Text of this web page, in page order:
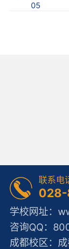
05
联系电
学校网址：
咨询QQ：
成都校区：